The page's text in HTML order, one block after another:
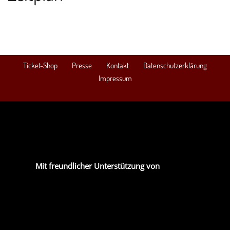
Ticket-Shop Presse Kontakt
Datenschutzerklärung
Impressum
Mit freundlicher Unterstützung von